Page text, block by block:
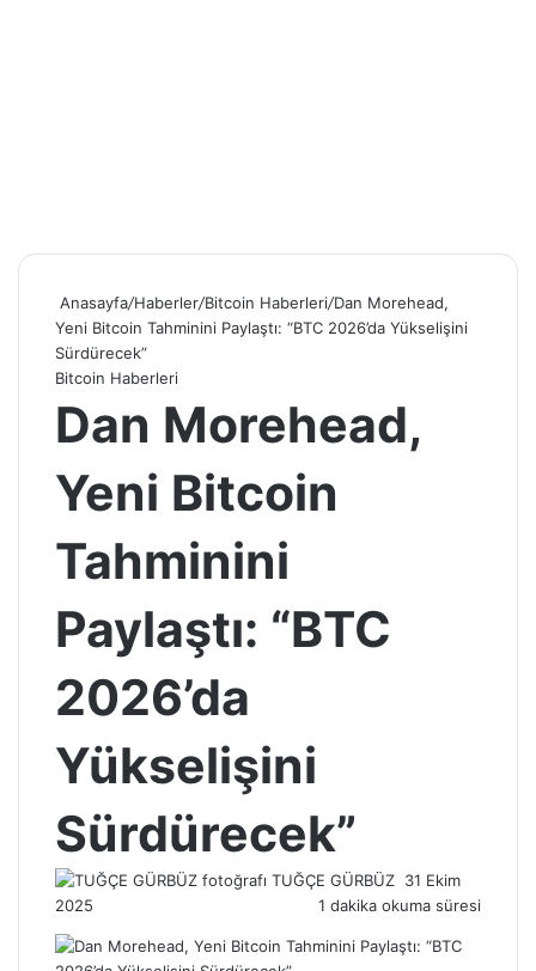
Anasayfa/Haberler/Bitcoin Haberleri/Dan Morehead,
Yeni Bitcoin Tahminini Paylaştı: “BTC 2026’da Yükselişini
Sürdürecek”
Bitcoin Haberleri
Dan Morehead,
Yeni Bitcoin
Tahminini
Paylaştı: “BTC
2026’da
Yükselişini
Sürdürecek”
TUĞÇE GÜRBÜZ Bir
e-
göndermek
31 Ekim
2025
1 dakika okuma süresi